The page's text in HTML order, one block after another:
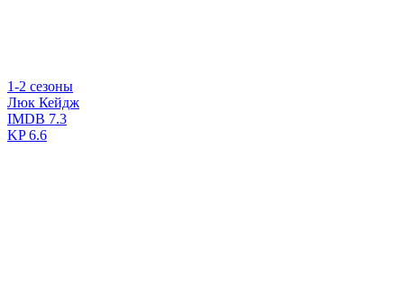
1-2 сезоны
Люк Кейдж
IMDB 7.3
KP6.6